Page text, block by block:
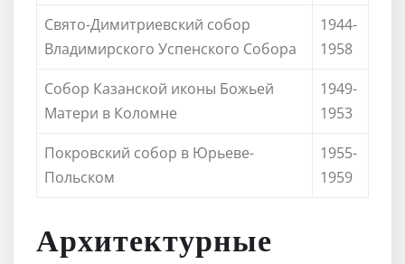
Свято-Димитриевский собор
Владимирского Успенского Собора
1944-
1958
Собор Казанской иконы Божьей
Матери в Коломне
1949-
1953
Покровский собор в Юрьеве-
Польском
1955-
1959
Архитектурные